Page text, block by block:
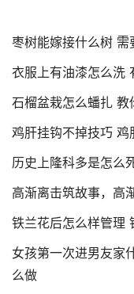
枣树能嫁接什么树 需
衣服上有油漆怎么洗
石榴盆栽怎么蟠扎
鸡肝挂钩不掉技巧 鸡
历史上隆科多是怎么
高渐离击筑故事，高
铁兰花后怎么样管理
女孩第一次进男友家
么做